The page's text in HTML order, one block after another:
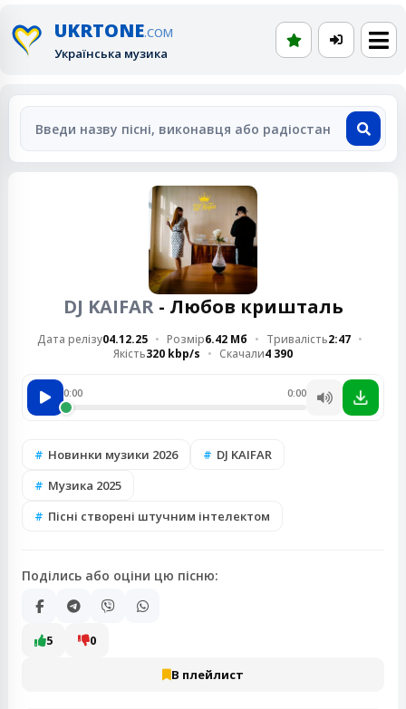
UKRTONE.COM
Українська музика
DJ KAIFAR- Любов кришталь
Дата релізу04.12.25 Розмір6.42 Мб Тривалість2:47
Якість320 kbp/s Скачали4 390
0:00 0:00
Новинки музики 2026
DJ KAIFAR
Музика 2025
Пісні створені штучним інтелектом
Поділись або оціни цю пісню:
5 0
В плейлист